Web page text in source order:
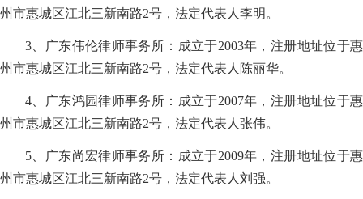
州市惠城区江北三新南路2号，法定代表人李明。
3、广东伟伦律师事务所：成立于2003年，注册地址位于惠
州市惠城区江北三新南路2号，法定代表人陈丽华。
4、广东鸿园律师事务所：成立于2007年，注册地址位于惠
州市惠城区江北三新南路2号，法定代表人张伟。
5、广东尚宏律师事务所：成立于2009年，注册地址位于惠
州市惠城区江北三新南路2号，法定代表人刘强。